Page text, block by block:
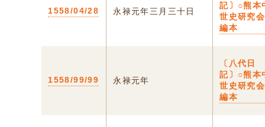
1558/04/28 永禄元年三月三十日
記〕○熊本
世史研究会
編本
1558/99/99 永禄元年
〔八代日
記〕○熊本
世史研究会
編本